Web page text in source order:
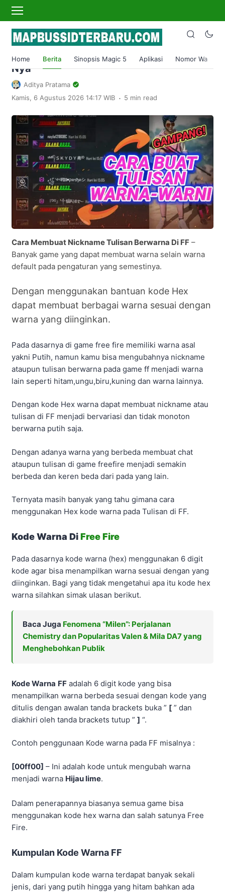
Home Berita Sinopsis Magic 5 Aplikasi Nomor Wa
Home›Berita
Cara Membuat Nickname Tulisan
Berwarna Di FF dan Cara Menggunakan
Nya
Aditya Pratama
Kamis, 6 Agustus 2026 14:17 WIB . 5 min read
Cara Membuat Nickname Tulisan Berwarna Di FF –
Banyak game yang dapat membuat warna selain warna
default pada pengaturan yang semestinya.
Dengan menggunakan bantuan kode Hex
dapat membuat berbagai warna sesuai dengan
warna yang diinginkan.
Pada dasarnya di game free fire memiliki warna asal
yakni Putih, namun kamu bisa mengubahnya nickname
ataupun tulisan berwarna pada game ff menjadi warna
lain seperti hitam,ungu,biru,kuning dan warna lainnya.
Dengan kode Hex warna dapat membuat nickname atau
tulisan di FF menjadi bervariasi dan tidak monoton
berwarna putih saja.
Dengan adanya warna yang berbeda membuat chat
ataupun tulisan di game freefire menjadi semakin
berbeda dan keren beda dari pada yang lain.
Ternyata masih banyak yang tahu gimana cara
menggunakan Hex kode warna pada Tulisan di FF.
Kode Warna DiFree Fire
Pada dasarnya kode warna (hex) menggunakan 6 digit
kode agar bisa menampilkan warna sesuai dengan yang
diinginkan. Bagi yang tidak mengetahui apa itu kode hex
warna silahkan simak ulasan berikut.
Baca Juga Fenomena “Milen”: Perjalanan
Chemistry dan Popularitas Valen & Mila DA7 yang
Menghebohkan Publik
Kode Warna FF adalah 6 digit kode yang bisa
menampilkan warna berbeda sesuai dengan kode yang
ditulis dengan awalan tanda brackets buka ” [ ” dan
diakhiri oleh tanda brackets tutup ” ] “.
Contoh penggunaan Kode warna pada FF misalnya :
[00ff00] – Ini adalah kode untuk mengubah warna
menjadi warna Hijau lime.
Dalam penerapannya biasanya semua game bisa
menggunakan kode hex warna dan salah satunya Free
Fire.
Kumpulan Kode Warna FF
Dalam kumpulan kode warna terdapat banyak sekali
jenis, dari yang putih hingga yang hitam bahkan ada